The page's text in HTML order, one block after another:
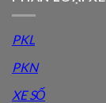
PKL
PKN
XE SỐ